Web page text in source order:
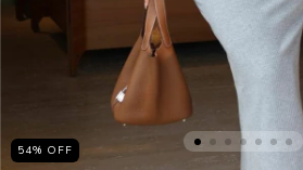
54% OFF